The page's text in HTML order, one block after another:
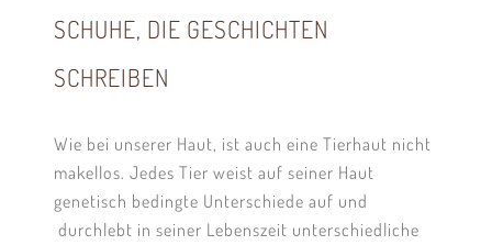
SCHUHE, DIE GESCHICHTEN
SCHREIBEN
Wie bei unserer Haut, ist auch eine Tierhaut nicht
makellos. Jedes Tier weist auf seiner Haut
genetisch bedingte Unterschiede auf und
durchlebt in seiner Lebenszeit unterschiedliche